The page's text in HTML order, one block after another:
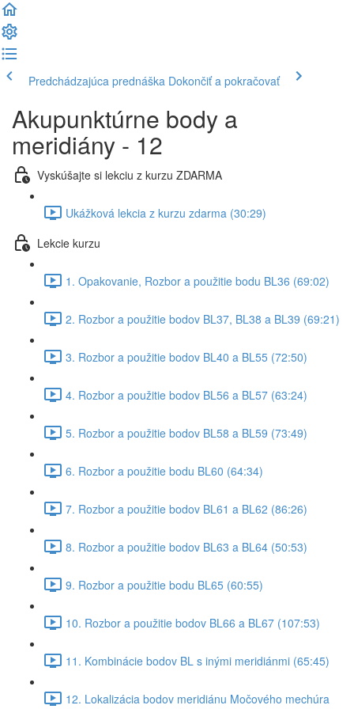
Predchádzajúca prednáška Dokončiť a pokračovať
Akupunktúrne body a
meridiány - 12
Vyskúšajte si lekciu z kurzu ZDARMA
Ukážková lekcia z kurzu zdarma (30:29)
Lekcie kurzu
1. Opakovanie, Rozbor a použitie bodu BL36 (69:02)
2. Rozbor a použitie bodov BL37, BL38 a BL39 (69:21)
3. Rozbor a použitie bodov BL40 a BL55 (72:50)
4. Rozbor a použitie bodov BL56 a BL57 (63:24)
5. Rozbor a použitie bodov BL58 a BL59 (73:49)
6. Rozbor a použitie bodu BL60 (64:34)
7. Rozbor a použitie bodov BL61 a BL62 (86:26)
8. Rozbor a použitie bodov BL63 a BL64 (50:53)
9. Rozbor a použitie bodu BL65 (60:55)
10. Rozbor a použitie bodov BL66 a BL67 (107:53)
11. Kombinácie bodov BL s inými meridiánmi (65:45)
12. Lokalizácia bodov meridiánu Močového mechúra